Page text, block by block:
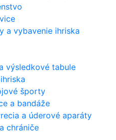
a vybavenie ihriska
výsledkové tabule
športy
a bandáže
a úderové aparáty
chrániče